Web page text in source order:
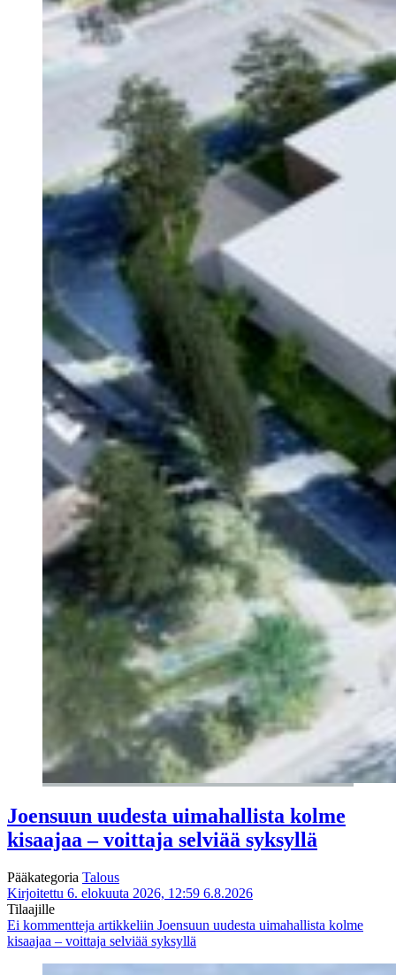
Joensuun uudesta uimahallista kolme
kisaajaa – voittaja selviää syksyllä
Pääkategoria Talous
Kirjoitettu 6. elokuuta 2026, 12:59 6.8.2026
Tilaajille
Ei kommentteja artikkeliin Joensuun uudesta uimahallista kolme
kisaajaa – voittaja selviää syksyllä